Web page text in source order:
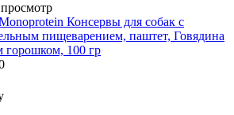
Консервы для собак с
пищеварением, паштет, Говядина
горошком, 100 гр